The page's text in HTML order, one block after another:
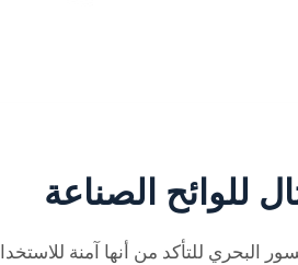
للوائح الصناعة
البحري للتأكد من أنها آمنة